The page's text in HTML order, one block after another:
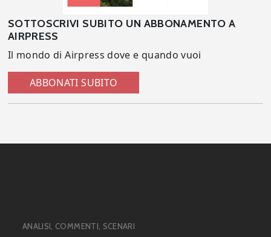
SOTTOSCRIVI SUBITO UN ABBONAMENTO A
AIRPRESS
Il mondo di Airpress dove e quando vuoi
ABBONATI SUBITO
ANALISI, COMMENTI, SCENARI